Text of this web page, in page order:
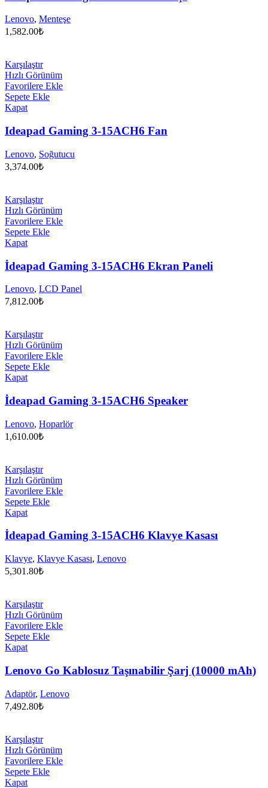
Lenovo, Menteşe
1,582.00₺
Karşılaştır
Hızlı Görünüm
Favorilere Ekle
Sepete Ekle
Kapat
Ideapad Gaming 3-15ACH6 Fan
Lenovo, Soğutucu
3,374.00₺
Karşılaştır
Hızlı Görünüm
Favorilere Ekle
Sepete Ekle
Kapat
İdeapad Gaming 3-15ACH6 Ekran Paneli
Lenovo, LCD Panel
7,812.00₺
Karşılaştır
Hızlı Görünüm
Favorilere Ekle
Sepete Ekle
Kapat
İdeapad Gaming 3-15ACH6 Speaker
Lenovo, Hoparlör
1,610.00₺
Karşılaştır
Hızlı Görünüm
Favorilere Ekle
Sepete Ekle
Kapat
İdeapad Gaming 3-15ACH6 Klavye Kasası
Klavye, Klavye Kasası, Lenovo
5,301.80₺
Karşılaştır
Hızlı Görünüm
Favorilere Ekle
Sepete Ekle
Kapat
Lenovo Go Kablosuz Taşınabilir Şarj (10000 mAh)
Adaptör, Lenovo
7,492.80₺
Karşılaştır
Hızlı Görünüm
Favorilere Ekle
Sepete Ekle
Kapat